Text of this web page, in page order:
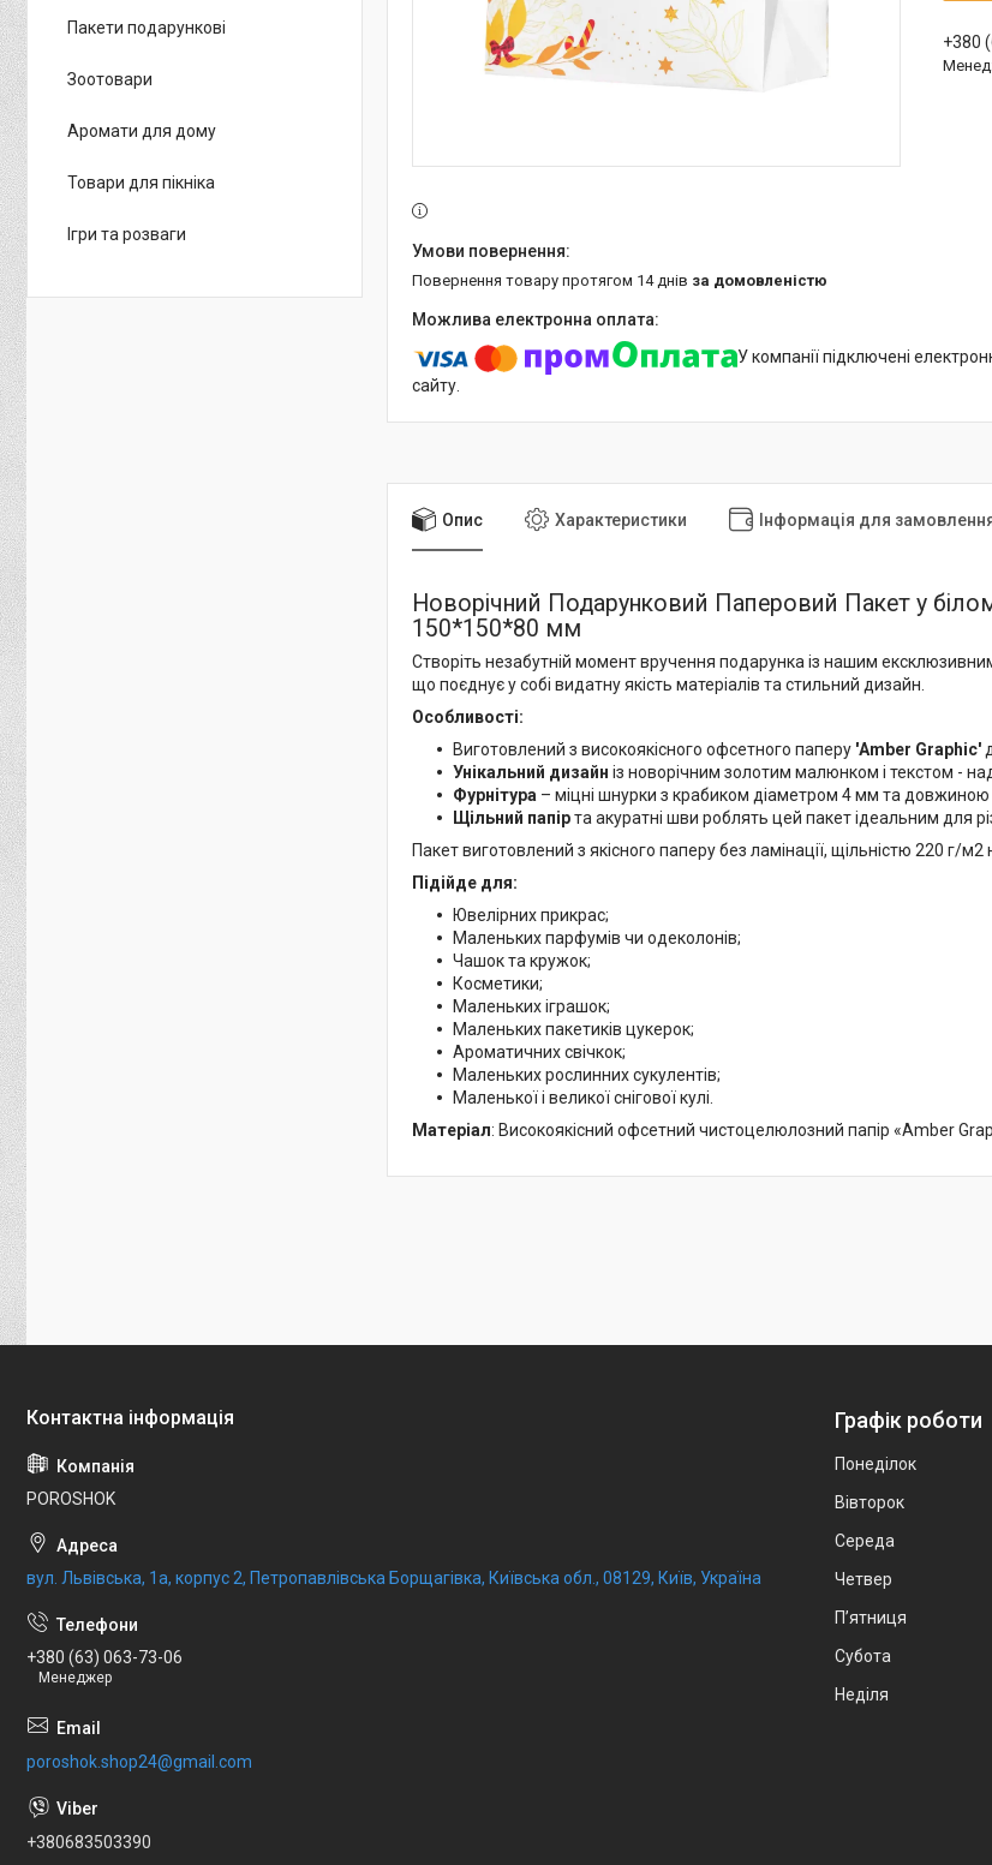
+380
повернення товару протягом 14 днів за домовленістю
У компанії підключені
сайту.
Опис Характеристики Інформація для
Новорічний Подарунковий Паперовий Пакет у
150*150*80 мм
Створіть незабутній момент вручення подарунка із нашим
що поєднує у собі видатну якість матеріалів та стильний дизайн.
Особливості:
Виготовлений з високоякісного офсетного паперу 'Amber Graphic'
Унікальний дизайн із новорічним золотим малюнком і текстом -
Фурнітура – міцні шнурки з крабиком діаметром 4 мм та довжиною
Щільний папірта акуратні шви роблять цей пакет ідеальним для
Пакет виготовлений з якісного паперу без ламінації, щільністю 220 г/м2
Підійде для:
Ювелірних прикрас;
Маленьких парфумів чи одеколонів;
Чашок та кружок;
Косметики;
Маленьких іграшок;
Маленьких пакетиків цукерок;
Ароматичних свічкок;
Маленьких рослинних сукулентів;
Маленької і великої снігової кулі.
Матеріал: Високоякісний офсетний чистоцелюлозний папір «Amber
Пакети подарункові
Зоотовари
Аромати для дому
Товари для пікніка
Ігри та розваги
POROSHOK
вул. Львівська, 1а, корпус 2, Петропавлівська Борщагівка, Київська обл., 08129, Київ, Україна
+380 (63) 063-73-06
Менеджер
poroshok.shop24@gmail.com
+380683503390
Графік роботи
Понеділок
Вівторок
Середа
Четвер
Пʼятниця
Субота
Неділя